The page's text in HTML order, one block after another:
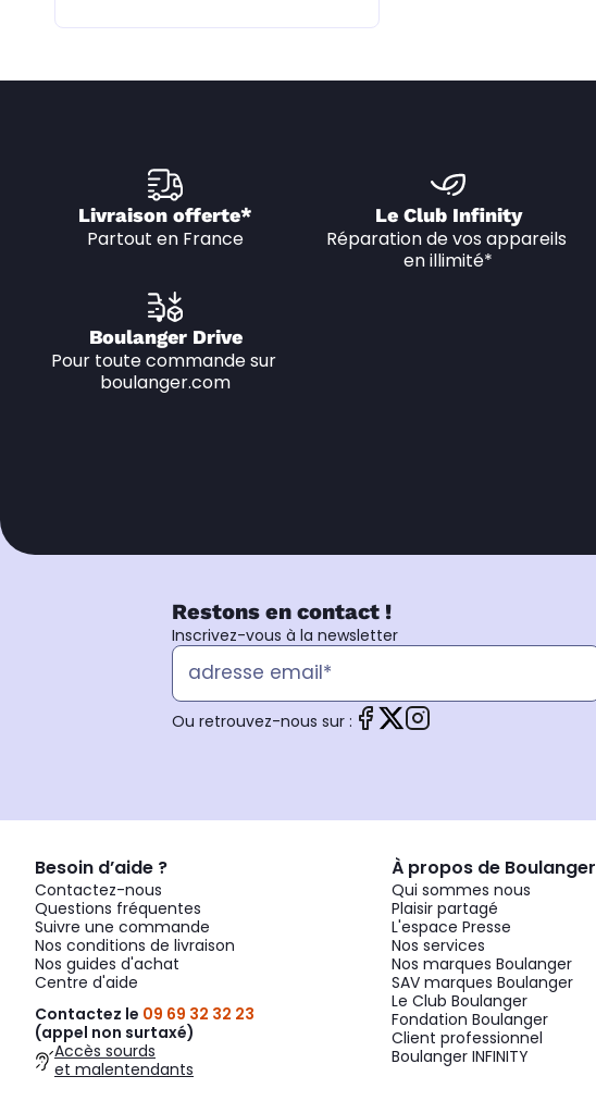
Livraison offerte*
Partout en France
Le Club Infinity
Réparation de vos appareils
en illimité*
Boulanger Drive
Pour toute commande sur
boulanger.com
Restons en contact !
Inscrivez-vous à la newsletter
Ou retrouvez-nous sur :
Besoin d’aide ?
Contactez-nous
Questions fréquentes
Suivre une commande
Nos conditions de livraison
Nos guides d'achat
Centre d'aide
Contactez le 09 69 32 32 23
(appel non surtaxé)
Accès sourds
et malentendants
À propos de Boulanger
Qui sommes nous
Plaisir partagé
L'espace Presse
Nos services
Nos marques Boulanger
SAV marques Boulanger
Le Club Boulanger
Fondation Boulanger
Client professionnel
Boulanger INFINITY